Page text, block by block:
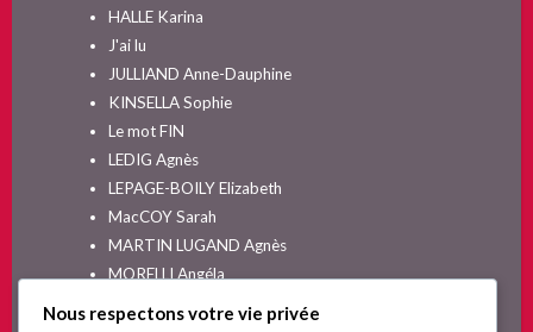
HALLE Karina
J'ai lu
JULLIAND Anne-Dauphine
KINSELLA Sophie
Le mot FIN
LEDIG Agnès
LEPAGE-BOILY Elizabeth
MacCOY Sarah
MARTIN LUGAND Agnès
MORELLI Angéla
Nous respectons votre vie privée